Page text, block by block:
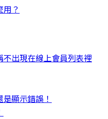
用？
出現在線上會員列表裡
顯示錯誤！